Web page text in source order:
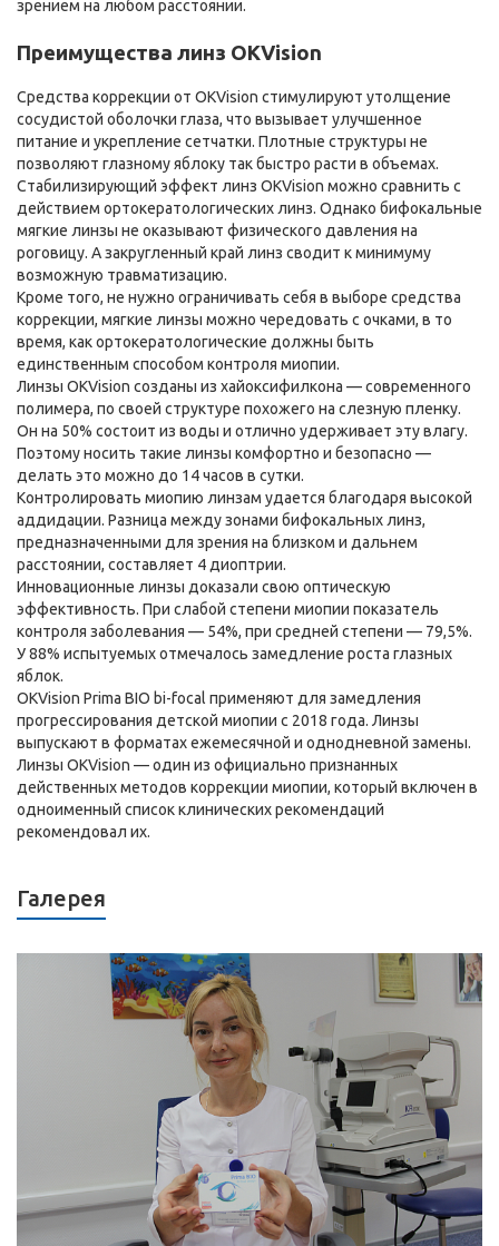
зрением на любом расстоянии.
Преимущества линз OKVision
Средства коррекции от OKVision стимулируют утолщение
сосудистой оболочки глаза, что вызывает улучшенное
питание и укрепление сетчатки. Плотные структуры не
позволяют глазному яблоку так быстро расти в объемах.
Стабилизирующий эффект линз OKVision можно сравнить с
действием ортокератологических линз. Однако бифокальные
мягкие линзы не оказывают физического давления на
роговицу. А закругленный край линз сводит к минимуму
возможную травматизацию.
Кроме того, не нужно ограничивать себя в выборе средства
коррекции, мягкие линзы можно чередовать с очками, в то
время, как ортокератологические должны быть
единственным способом контроля миопии.
Линзы OKVision созданы из хайоксифилкона — современного
полимера, по своей структуре похожего на слезную пленку.
Он на 50% состоит из воды и отлично удерживает эту влагу.
Поэтому носить такие линзы комфортно и безопасно —
делать это можно до 14 часов в сутки.
Контролировать миопию линзам удается благодаря высокой
аддидации. Разница между зонами бифокальных линз,
предназначенными для зрения на близком и дальнем
расстоянии, составляет 4 диоптрии.
Инновационные линзы доказали свою оптическую
эффективность. При слабой степени миопии показатель
контроля заболевания — 54%, при средней степени — 79,5%.
У 88% испытуемых отмечалось замедление роста глазных
яблок.
OKVision Prima BIO bi-focal применяют для замедления
прогрессирования детской миопии с 2018 года. Линзы
выпускают в форматах ежемесячной и однодневной замены.
Линзы OKVision — один из официально признанных
действенных методов коррекции миопии, который включен в
одноименный список клинических рекомендаций
рекомендовал их.
Галерея